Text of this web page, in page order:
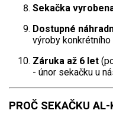
Sekačka
Dostupné
výroby konkrétního
Záruka až 6 let
- únor sekačku u
PROČ SEKAČKU